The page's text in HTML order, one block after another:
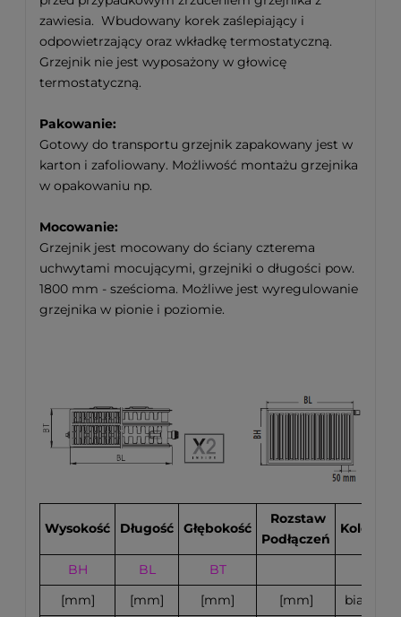
zawiesia. Wbudowany korek zaślepiający i
odpowietrzający oraz wkładkę termostatyczną.
Grzejnik nie jest wyposażony w głowicę
termostatyczną.
Pakowanie:
Gotowy do transportu grzejnik zapakowany jest w
karton i zafoliowany. Możliwość montażu grzejnika
w opakowaniu np.
Mocowanie:
Grzejnik jest mocowany do ściany czterema
uchwytami mocującymi, grzejniki o długości pow.
1800 mm - sześcioma. Możliwe jest wyregulowanie
grzejnika w pionie i poziomie.
Wysokość Długość Głębokość
Rozstaw
Podłączeń
Kolor
BH BL BT
[mm]
[mm] [mm] [mm] biały